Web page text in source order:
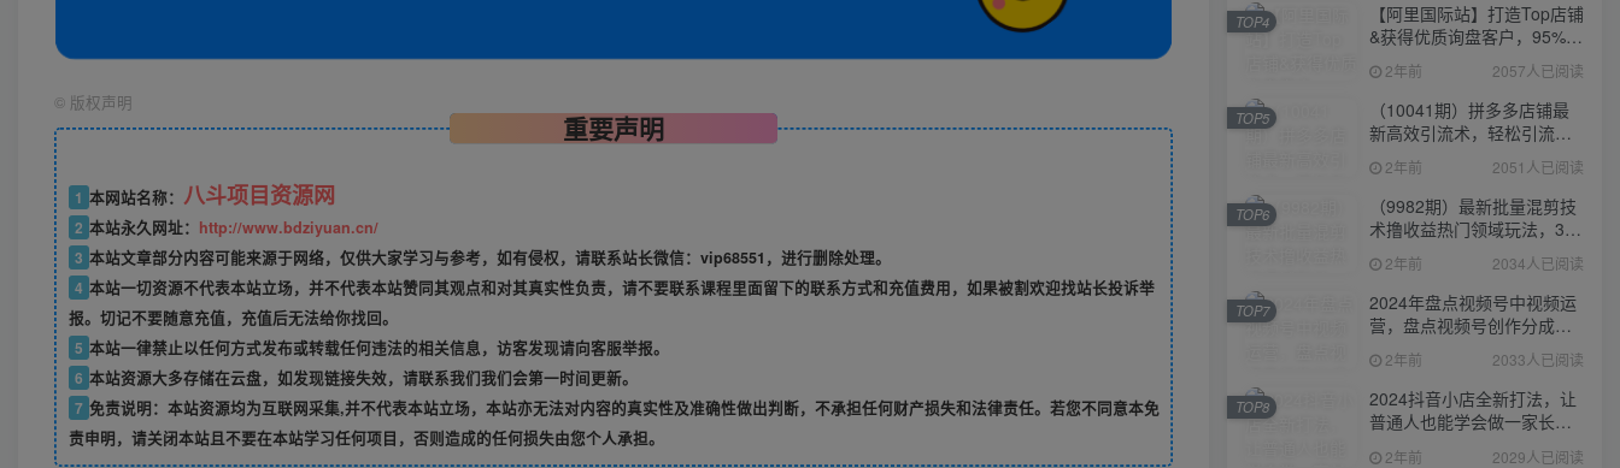
© 版权声明
重要声明
1 本网站名称： 八斗项目资源网
2 本站永久网址： http://www.bdziyuan.cn/
3 本站文章部分内容可能来源于网络，仅供大家学习与参考，如有侵权，请联系站长微信：vip68551，进行删除处理。
4 本站一切资源不代表本站立场，并不代表本站赞同其观点和对其真实性负责，请不要联系课程里面留下的联系方式和充值费用，如果被割欢迎找站长投诉举
报。切记不要随意充值，充值后无法给你找回。
5 本站一律禁止以任何方式发布或转载任何违法的相关信息，访客发现请向客服举报。
6 本站资源大多存储在云盘，如发现链接失效，请联系我们我们会第一时间更新。
7 免责说明：本站资源均为互联网采集,并不代表本站立场，本站亦无法对内容的真实性及准确性做出判断，不承担任何财产损失和法律责任。若您不同意本免
责申明，请关闭本站且不要在本站学习任何项目，否则造成的任何损失由您个人承担。
【阿里国际站】打造Top店铺
&获得优质询盘客户，​95%的
国际站讲师不会说的运营技
巧 2年前 2057人已阅读
TOP4
（10041期）拼多多店铺最
新高效引流术，轻松引流
400+创业粉，精准日变现五
位数！
2年前 2051人已阅读
TOP5
（9982期）最新批量混剪技
术撸收益热门领域玩法，3分
钟一条原创视频，轻松日入
1000＋
2年前 2034人已阅读
TOP6
2024年盘点视频号中视频运
营，盘点视频号创作分成计
划，快速过原创日入300+
2年前 2033人已阅读
TOP7
2024抖音小店全新打法，让
普通人也能学会做一家长久
稳定赚钱的抖店
2年前 2029人已阅读
TOP8